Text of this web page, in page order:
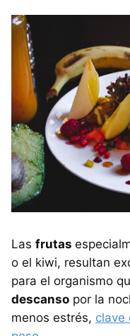
Las frutas
o el kiwi, resultan
para el organismo
descanso por la
menos estrés, clave